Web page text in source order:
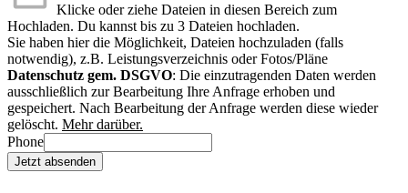
Klicke oder ziehe Dateien in diesen Bereich zum
Hochladen. Du kannst bis zu 3 Dateien hochladen.
Sie haben hier die Möglichkeit, Dateien hochzuladen (falls
notwendig), z.B. Leistungsverzeichnis oder Fotos/Pläne
Datenschutz gem. DSGVO: Die einzutragenden Daten werden
ausschließlich zur Bearbeitung Ihre Anfrage erhoben und
gespeichert. Nach Bearbeitung der Anfrage werden diese wieder
gelöscht. Mehr darüber.
Phone
Jetzt absenden